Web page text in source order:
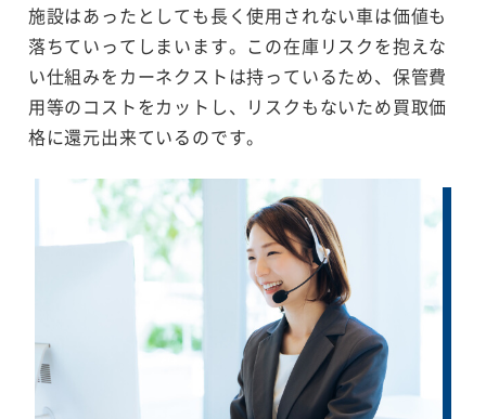
施設はあったとしても長く使用されない車は価値も
落ちていってしまいます。この在庫リスクを抱えな
い仕組みをカーネクストは持っているため、保管費
用等のコストをカットし、リスクもないため買取価
格に還元出来ているのです。